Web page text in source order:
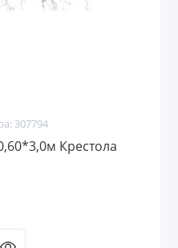
307794
Крестола